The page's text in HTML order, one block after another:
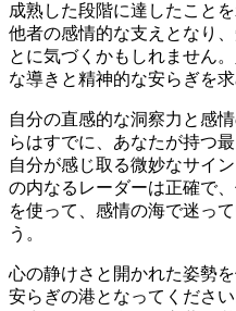
成熟した段階に達したこと
他者の感情的な支えとなり
とに気づくかもしれません
な導きと精神的な安らぎを
自分の直感的な洞察力と感
らはすでに、あなたが持つ
自分が感じ取る微妙なサイ
の内なるレーダーは正確で
を使って、感情の海で迷っ
う。
心の静けさと開かれた姿勢
安らぎの港となってくださ